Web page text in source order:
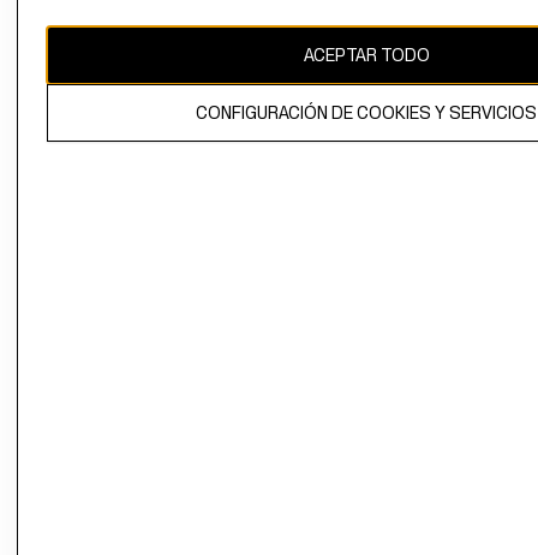
El contenido de esta página web está protegido por copyright y es
propiedad de H&M Hennes & Mauritz AB.
ACEPTAR TODO
CONFIGURACIÓN DE COOKIES Y SERVICIOS